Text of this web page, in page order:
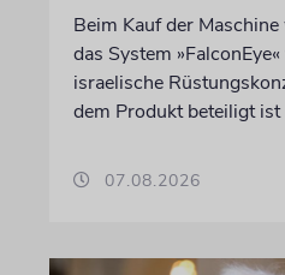
Beim Kauf der
das System
israelische
dem Produkt beteiligt ist
07.08.2026